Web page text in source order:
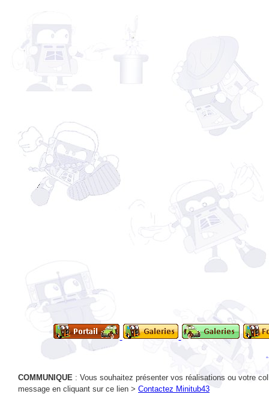
COMMUNIQUE
: Vous souhaitez présenter vos réalisations ou votre